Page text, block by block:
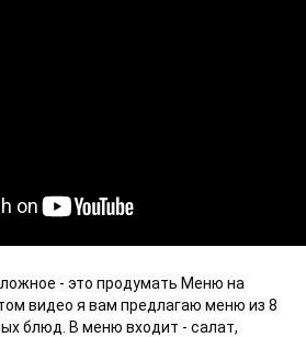
- это продумать Меню на
видео я вам предлагаю меню из 8
блюд. В меню входит - салат,